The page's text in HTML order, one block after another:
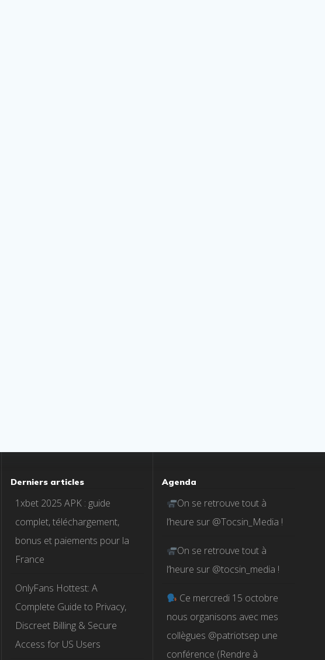
Derniers articles
1xbet 2025 APK : guide
complet, téléchargement,
bonus et paiements pour la
France
OnlyFans Hottest: A
Complete Guide to Privacy,
Discreet Billing & Secure
Access for US Users
Agenda
On se retrouve tout à
l’heure sur @Tocsin_Media !
On se retrouve tout à
l’heure sur @tocsin_media !
Ce mercredi 15 octobre
nous organisons avec mes
collègues @patriotsep une
conférence (Rendre à